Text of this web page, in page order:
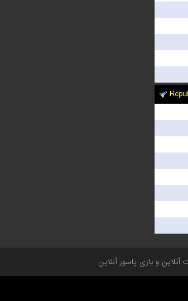
و بازی پاسور آنلاین